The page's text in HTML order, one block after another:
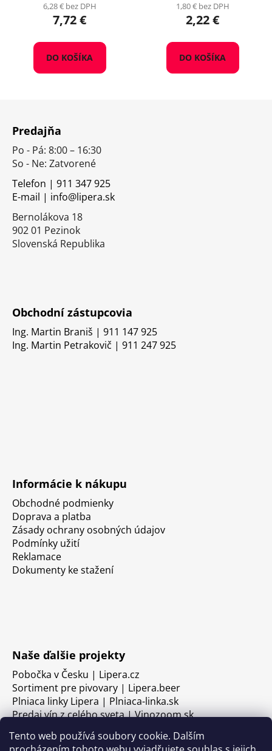
Tento web používá soubory cookie. Dalším
6,28 € bez DPH
7,72 €
DO KOŠÍKA
1,80 € bez DPH
2,22 €
DO KOŠÍKA
Predajňa
Po - Pá: 8:00 – 16:30
So - Ne: Zatvorené
Telefon | 911 347 925
E-mail | info@lipera.sk
Bernolákova 18
902 01 Pezinok
Slovenská Republika
Obchodní zástupcovia
Ing. Martin Braniš | 911 147 925
Ing. Martin Petrakovič | 911 247 925
Informácie k nákupu
Obchodné podmienky
Doprava a platba
Zásady ochrany osobných údajov
Podmínky užití
Reklamace
Dokumenty ke stažení
Naše ďalšie projekty
Pobočka v Česku | Lipera.cz
Sortiment pre pivovary | Lipera.beer
Plniaca linky Lipera | Plniaca-linka.sk
Predaj vín z celého sveta | Vinozoom.sk